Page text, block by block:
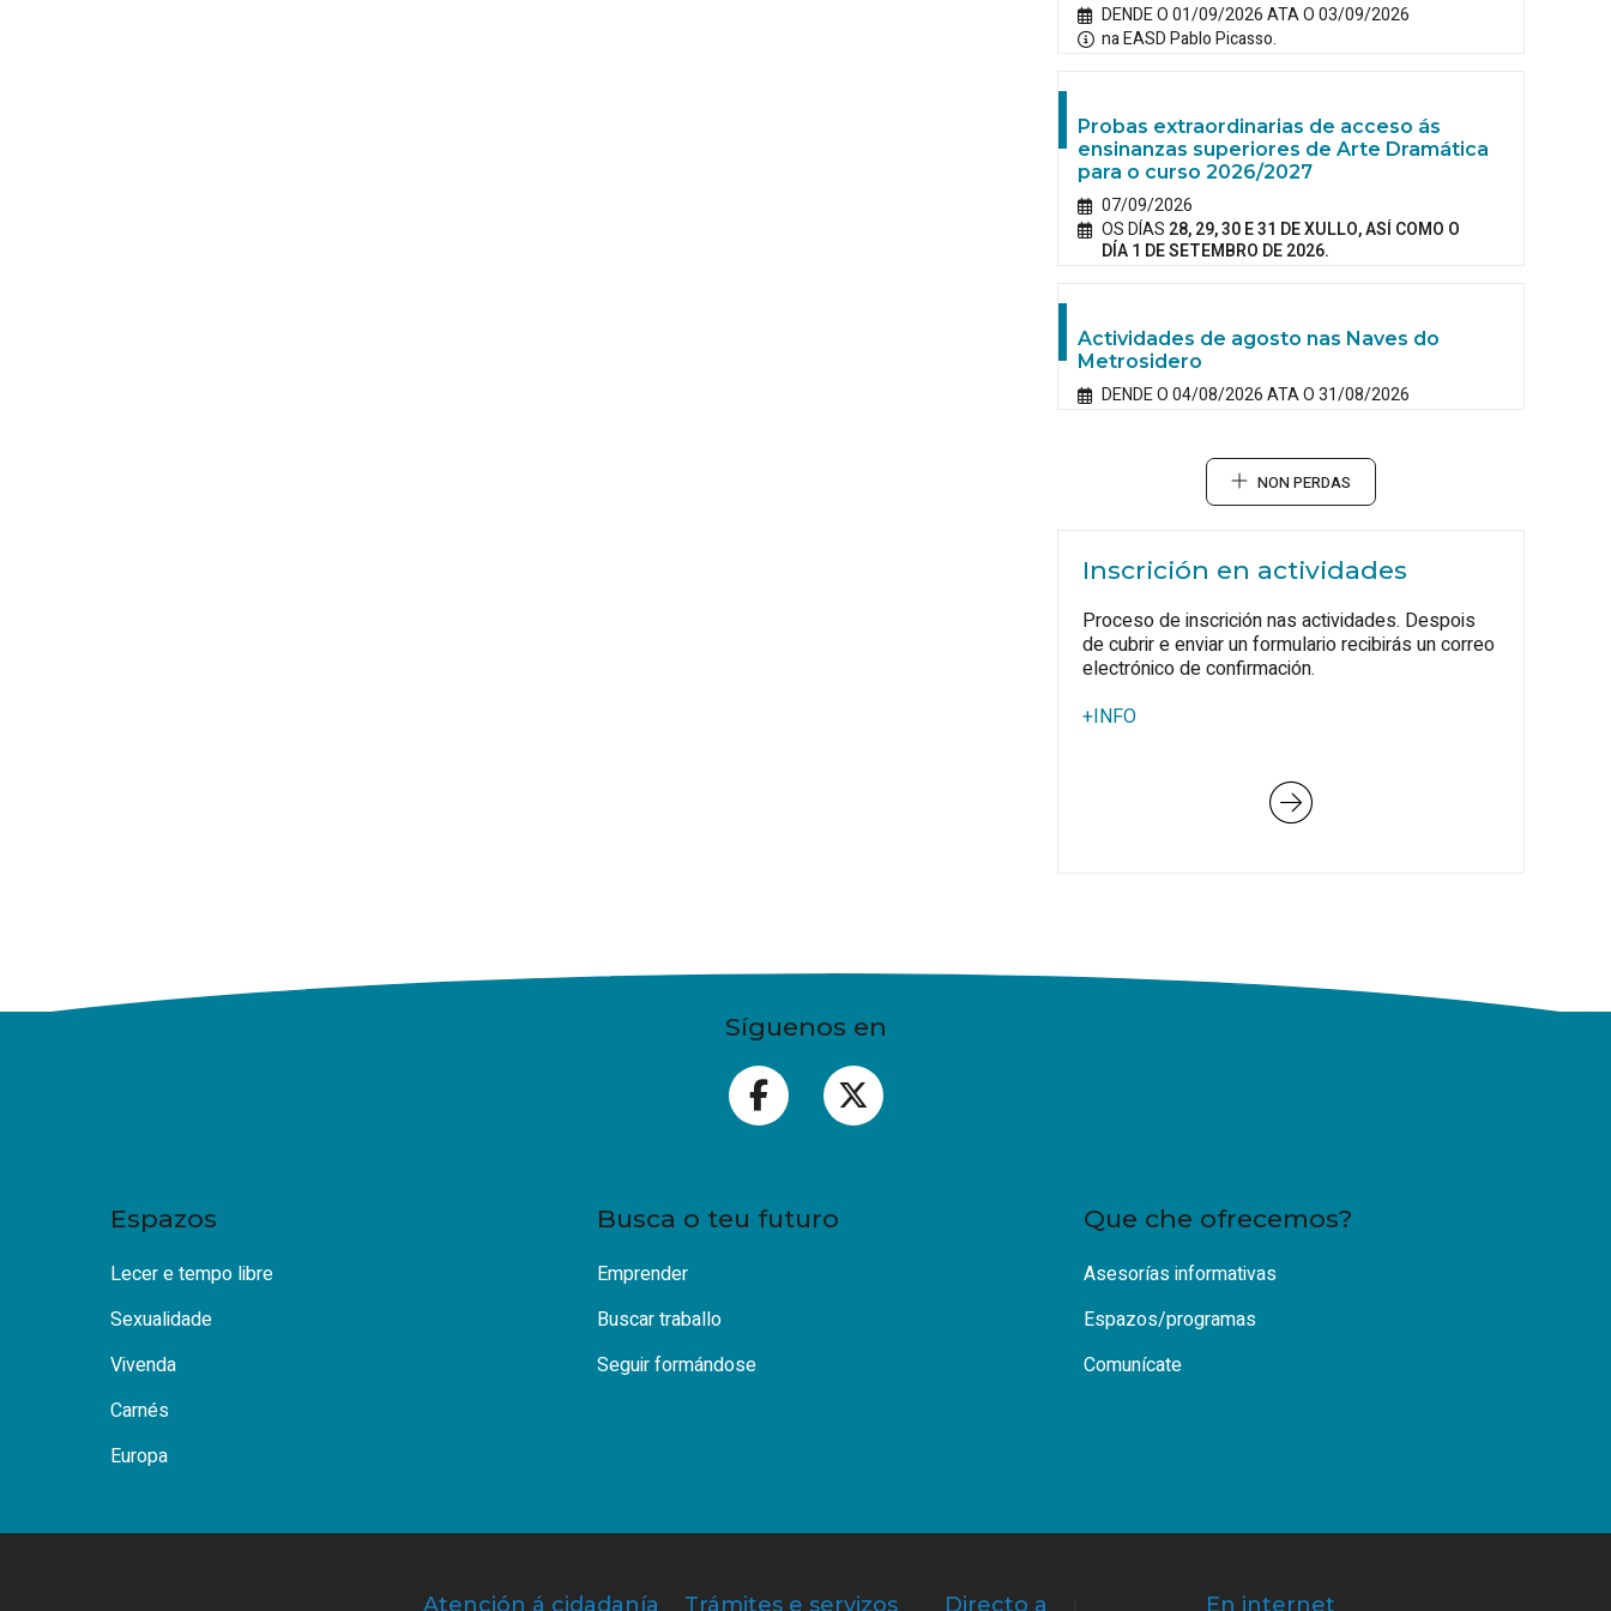
DENDE O 01/09/2026 ATA O 03/09/2026
na EASD Pablo Picasso.
Probas extraordinarias de acceso ás
ensinanzas superiores de Arte Dramática
para o curso 2026/2027
07/09/2026
OS DÍAS 28, 29, 30 E 31 DE XULLO, ASÍ COMO O
DÍA 1 DE SETEMBRO DE 2026.
Actividades de agosto nas Naves do
Metrosidero
DENDE O 04/08/2026 ATA O 31/08/2026
NON PERDAS
Inscrición en actividades
Proceso de inscrición nas actividades. Despois
de cubrir e enviar un formulario recibirás un correo
electrónico de confirmación.
+INFO
Síguenos en
Espazos
Lecer e tempo libre
Sexualidade
Vivenda
Carnés
Europa
Busca o teu futuro
Emprender
Buscar traballo
Seguir formándose
Que che ofrecemos?
Asesorías informativas
Espazos/programas
Comunícate
Atención á cidadanía Trámites e servizos Directo a En internet